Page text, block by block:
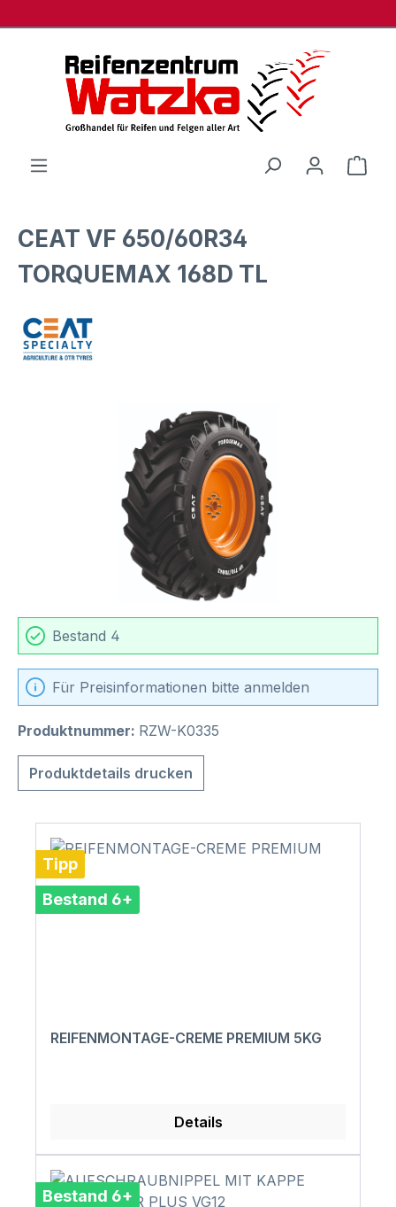
CEAT VF 650/60R34
TORQUEMAX 168D TL
Bildergalerie überspringen
Bestand 4
Für Preisinformationen bitte anmelden
Produktnummer: RZW-K0335
Produktdetails drucken
Tipp
Bestand 6+
REIFENMONTAGE-CREME PREMIUM 5KG
Details
Bestand 6+